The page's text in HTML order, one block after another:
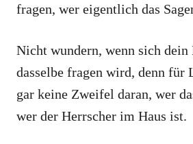
fragen, wer eigentlich das
Nicht wundern, wenn sich
dasselbe fragen wird, denn für
gar keine Zweifel daran, wer
wer der Herrscher im Haus ist.